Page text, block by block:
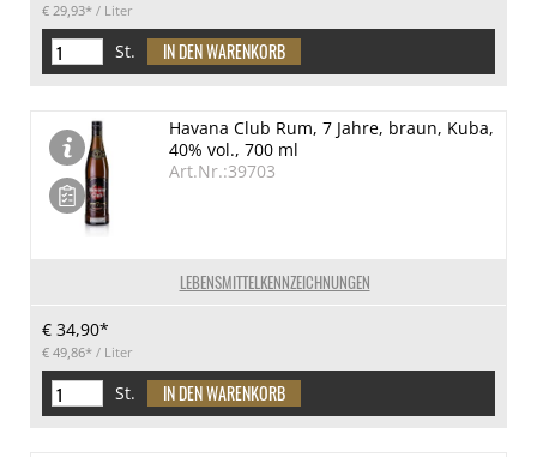
€ 29,93* / Liter
St.
LEBENSMITTELKENNZEICHNUNGEN
Havana Club Rum, 7 Jahre, braun, Kuba,
40% vol., 700 ml
Art.Nr.:39703
€ 34,90*
€ 49,86* / Liter
St.